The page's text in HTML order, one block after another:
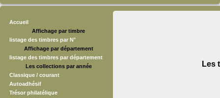
Accueil
Affichage par timbre
listage des timbres par N°
Affichage par département
listage des timbres par département
Les collections par année
Classique / courant
Autoadhésif
Trésor philatélique
Les